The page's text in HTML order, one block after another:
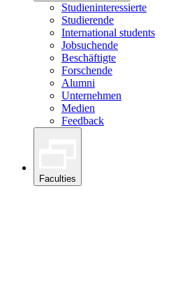
Studieninteressierte
Studierende
International students
Jobsuchende
Beschäftigte
Forschende
Alumni
Unternehmen
Medien
Feedback
Faculties